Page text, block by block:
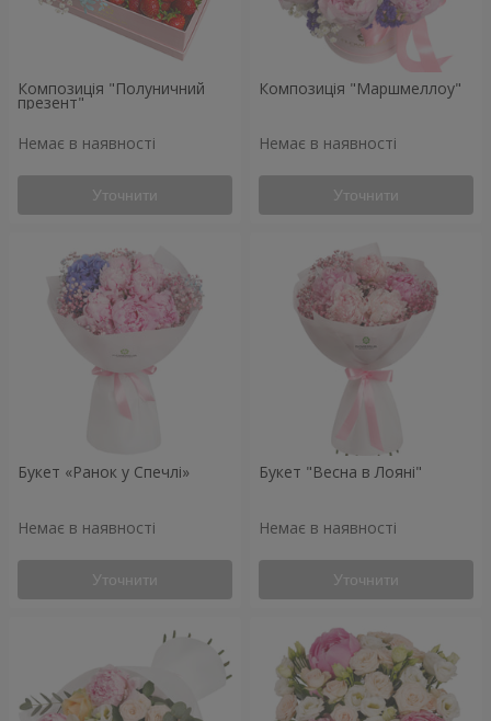
Композиція "Полуничний
презент"
Немає в наявності
Уточнити
Композиція "Маршмеллоу"
Немає в наявності
Уточнити
Букет «Ранок у Спечлі»
Немає в наявності
Уточнити
Букет "Весна в Лояні"
Немає в наявності
Уточнити